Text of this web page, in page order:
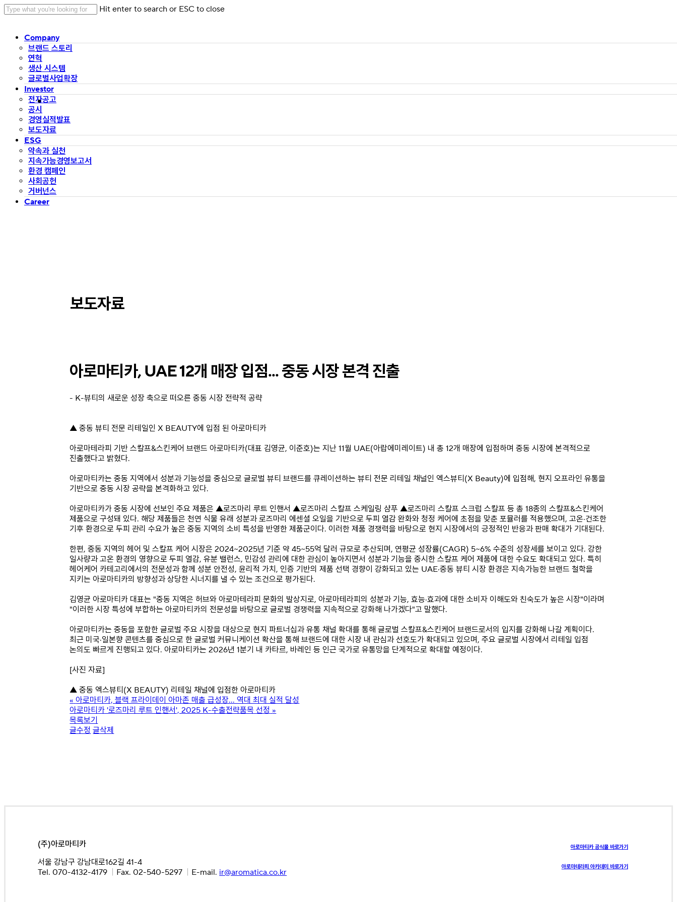
Skip
content
Hit enter to search or ESC to close
MenuCompany
브랜드 스토리
연혁
생산 시스템
글로벌사업확장
Investor
전자공고
공시
경영실적발표
보도자료
ESG
약속과 실천
지속가능경영보고서
환경 캠페인
사회공헌
거버넌스
Career
보도자료
아로마티카, UAE 12개 매장 입점... 중동 시장 본격 진출
- K-뷰티의 새로운 성장 축으로 떠오른 중동 시장 전략적 공략
▲ 중동 뷰티 전문 리테일인 X BEAUTY에 입점 된 아로마티카
아로마테라피 기반 스칼프&스킨케어 브랜드 아로마티카(대표 김영균, 이준호)는 지난 11월 UAE(아랍에미레이트) 내 총 12개 매장에 입점하며 중동 시장에 본격적으로
진출했다고 밝혔다.
아로마티카는 중동 지역에서 성분과 기능성을 중심으로 글로벌 뷰티 브랜드를 큐레이션하는 뷰티 전문 리테일 채널인 엑스뷰티(X Beauty)에 입점해, 현지 오프라인 유통을
기반으로 중동 시장 공략을 본격화하고 있다.
아로마티카가 중동 시장에 선보인 주요 제품은 ▲로즈마리 루트 인핸서 ▲로즈마리 스칼프 스케일링 샴푸 ▲로즈마리 스칼프 스크럽 스칼프 등 총 18종의 스칼프&스킨케어
제품으로 구성돼 있다. 해당 제품들은 천연 식물 유래 성분과 로즈마리 에센셜 오일을 기반으로 두피 열감 완화와 청정 케어에 초점을 맞춘 포뮬러를 적용했으며, 고온·건조한
기후 환경으로 두피 관리 수요가 높은 중동 지역의 소비 특성을 반영한 제품군이다. 이러한 제품 경쟁력을 바탕으로 현지 시장에서의 긍정적인 반응과 판매 확대가 기대된다.
한편, 중동 지역의 헤어 및 스칼프 케어 시장은 2024~2025년 기준 약 45~55억 달러 규모로 추산되며, 연평균 성장률(CAGR) 5~6% 수준의 성장세를 보이고 있다. 강한
일사량과 고온 환경의 영향으로 두피 열감, 유분 밸런스, 민감성 관리에 대한 관심이 높아지면서 성분과 기능을 중시한 스칼프 케어 제품에 대한 수요도 확대되고 있다. 특히
헤어케어 카테고리에서의 전문성과 함께 성분 안전성, 윤리적 가치, 인증 기반의 제품 선택 경향이 강화되고 있는 UAE·중동 뷰티 시장 환경은 지속가능한 브랜드 철학을
지키는 아로마티카의 방향성과 상당한 시너지를 낼 수 있는 조건으로 평가된다.
김영균 아로마티카 대표는 "중동 지역은 허브와 아로마테라피 문화의 발상지로, 아로마테라피의 성분과 기능, 효능·효과에 대한 소비자 이해도와 친숙도가 높은 시장"이라며
"이러한 시장 특성에 부합하는 아로마티카의 전문성을 바탕으로 글로벌 경쟁력을 지속적으로 강화해 나가겠다"고 말했다.
아로마티카는 중동을 포함한 글로벌 주요 시장을 대상으로 현지 파트너십과 유통 채널 확대를 통해 글로벌 스칼프&스킨케어 브랜드로서의 입지를 강화해 나갈 계획이다.
최근 미국·일본향 콘텐츠를 중심으로 한 글로벌 커뮤니케이션 확산을 통해 브랜드에 대한 시장 내 관심과 선호도가 확대되고 있으며, 주요 글로벌 시장에서 리테일 입점
논의도 빠르게 진행되고 있다. 아로마티카는 2026년 1분기 내 카타르, 바레인 등 인근 국가로 유통망을 단계적으로 확대할 예정이다.
[사진 자료]
▲ 중동 엑스뷰티(X BEAUTY) 리테일 채널에 입점한 아로마티카
« 아로마티카, 블랙 프라이데이 아마존 매출 급성장… 역대 최대 실적 달성
아로마티카 '로즈마리 루트 인핸서', 2025 K-수출전략품목 선정 »
목록보기
글수정 글삭제
(주)아로마티카
서울 강남구 강남대로162길 41-4
Tel. 070-4132-4179
Fax. 02-540-5297 E-mail. ir@aromatica.co.kr
아로마티카 공식몰 바로가기
아로마테라피 아카데미 바로가기